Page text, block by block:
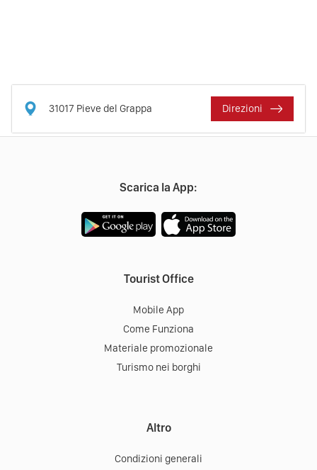
31017 Pieve del Grappa Direzioni
Scarica la App:
Tourist Office
Mobile App
Come Funziona
Materiale promozionale
Turismo nei borghi
Altro
Condizioni generali